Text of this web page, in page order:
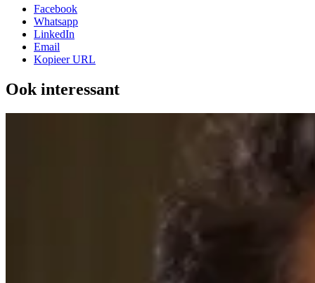
Facebook
Whatsapp
LinkedIn
Email
Kopieer URL
Ook interessant